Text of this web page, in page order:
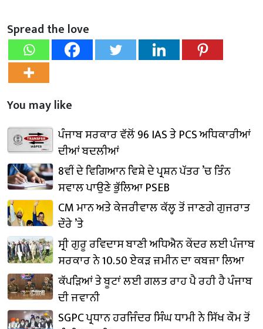
Spread the love
You may like
ਪੰਜਾਬ ਸਰਕਾਰ ਵੱਲੋਂ 96 IAS ਤੇ PCS ਅਧਿਕਾਰੀਆਂ
ਦੀਆਂ ਬਦਲੀਆਂ
8ਵੀਂ ਦੇ ਵਿਗਿਆਨ ਵਿਸ਼ੇ ਦੇ ਪ੍ਰਸ਼ਨ ਪੱਤਰ ’ਚ ਤਿੰਨ
ਸਵਾਲ ਪਾਉਣੇ ਭੁੱਲਿਆ PSEB
CM ਮਾਨ ਅਤੇ ਕੇਜਰੀਵਾਲ ਕੱਲ੍ਹ ਤੋਂ ਜਾਣਗੇ ਗੁਜਰਾਤ
ਦੌਰੇ ’ਤੇ
ਸ੍ਰੀ ਗੁਰੂ ਰਵਿਦਾਸ ਬਾਣੀ ਅਧਿਐਨ ਕੇਂਦਰ ਲਈ ਪੰਜਾਬ
ਸਰਕਾਰ ਨੇ 10.50 ਏਕੜ ਜ਼ਮੀਨ ਦਾ ਕਬਜ਼ਾ ਲਿਆ
ਕੱਪੜਿਆਂ ਤੇ ਬੂਟਾਂ ਲਈ ਗਲਤ ਰਾਹ ਪੈ ਰਹੀ ਹੈ ਪੰਜਾਬ
ਦੀ ਜਵਾਨੀ
SGPC ਪ੍ਰਧਾਨ ਹਰਜਿੰਦਰ ਸਿੰਘ ਧਾਮੀ ਨੇ ਸਿੱਖ ਕੌਮ ਤੋਂ